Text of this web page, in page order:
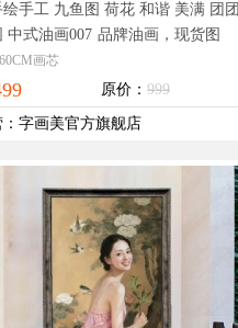
绘手工 九鱼图 荷花 和谐 美满 团团
中式油画007 品牌油画，现货图
线支付，全国免邮
画芯
原价： 999
： 字画美官方旗舰店